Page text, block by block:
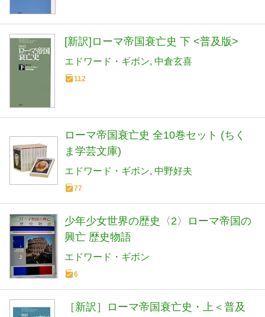
[新訳]ローマ帝国衰亡史 下 <普及版>
エドワード・ギボン 中倉玄喜
112
ローマ帝国衰亡史 全10巻セット (ちく
ま学芸文庫)
エドワード・ギボン 中野好夫
77
少年少女世界の歴史〈2〉ローマ帝国の
興亡 歴史物語
エドワード・ギボン
6
［新訳］ローマ帝国衰亡史・上＜普及